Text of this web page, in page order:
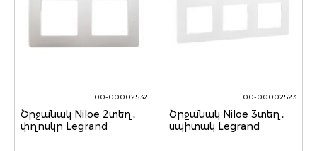
00-00002532
Շրջանակ Niloe 2տեղ․
փղոսկր Legrand
00-00002523
Շրջանակ Niloe 3տեղ․
սպիտակ Legrand